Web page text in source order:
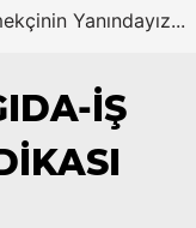
Yanındayız...
İŞ